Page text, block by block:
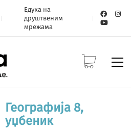
Едука на
друштвеним
мрежама
Географија 8,
уџбеник